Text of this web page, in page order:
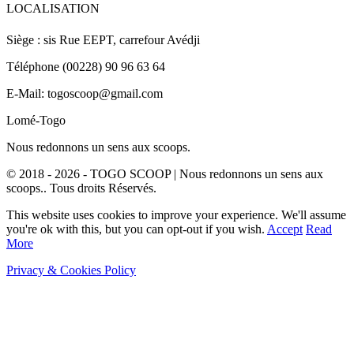
LOCALISATION
Siège : sis Rue EEPT, carrefour Avédji
Téléphone (00228) 90 96 63 64
E-Mail: togoscoop@gmail.com
Lomé-Togo
Nous redonnons un sens aux scoops.
© 2018 - 2026 - TOGO SCOOP | Nous redonnons un sens aux
scoops.. Tous droits Réservés.
This website uses cookies to improve your experience. We'll assume
you're ok with this, but you can opt-out if you wish. Accept Read
More
Privacy & Cookies Policy